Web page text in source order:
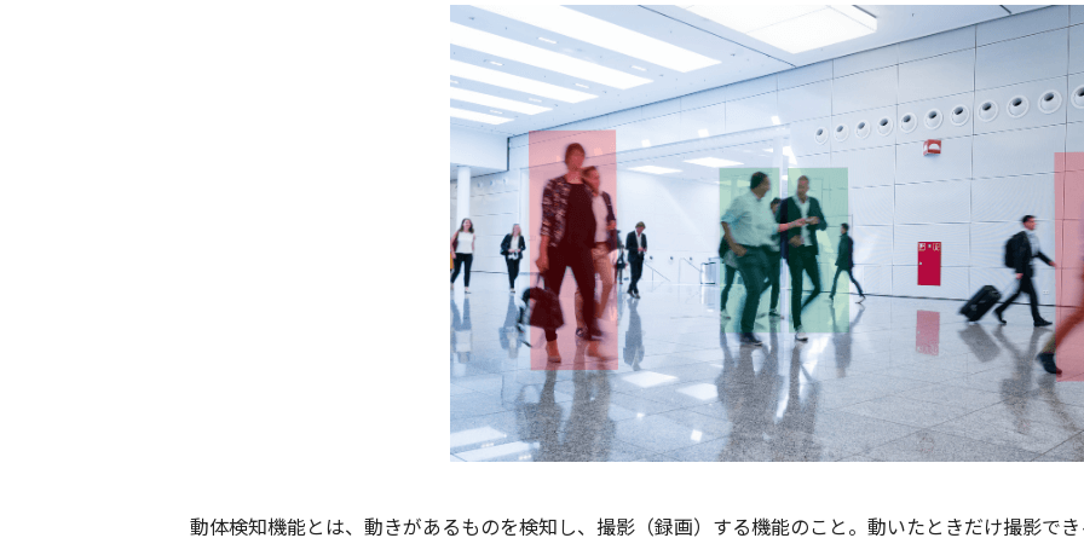
動体検知機能とは、動きがあるものを検知し、撮影（録画）する機能のこと。動いたときだけ撮影で